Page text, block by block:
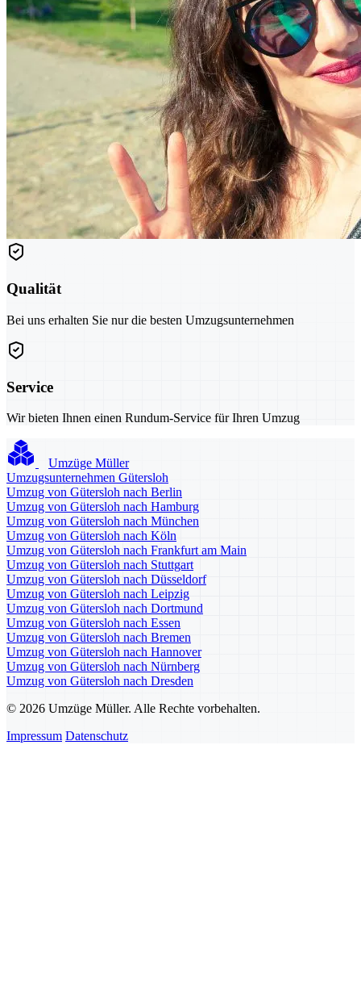
Qualität
Bei uns erhalten Sie nur die besten Umzugsunternehmen
Service
Wir bieten Ihnen einen Rundum-Service für Ihren Umzug
Umzüge Müller
Umzugsunternehmen Gütersloh
Umzug von Gütersloh nach Berlin
Umzug von Gütersloh nach Hamburg
Umzug von Gütersloh nach München
Umzug von Gütersloh nach Köln
Umzug von Gütersloh nach Frankfurt am Main
Umzug von Gütersloh nach Stuttgart
Umzug von Gütersloh nach Düsseldorf
Umzug von Gütersloh nach Leipzig
Umzug von Gütersloh nach Dortmund
Umzug von Gütersloh nach Essen
Umzug von Gütersloh nach Bremen
Umzug von Gütersloh nach Hannover
Umzug von Gütersloh nach Nürnberg
Umzug von Gütersloh nach Dresden
© 2026 Umzüge Müller. Alle Rechte vorbehalten.
Impressum Datenschutz